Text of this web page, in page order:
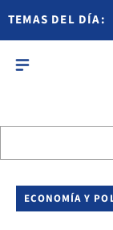
TEMAS DEL DÍA:
ECONOMÍA Y